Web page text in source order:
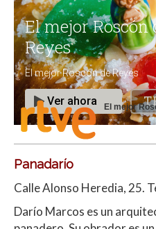
El mejor
Panadarío
Calle Alonso Heredia, 25.
Darío Marcos es un